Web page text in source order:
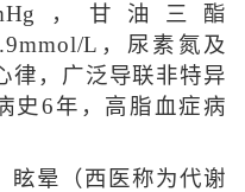
，甘油三酯
L，尿素氮及
律，广泛导联非特异
史6年，高脂血症病
眩晕（西医称为代谢